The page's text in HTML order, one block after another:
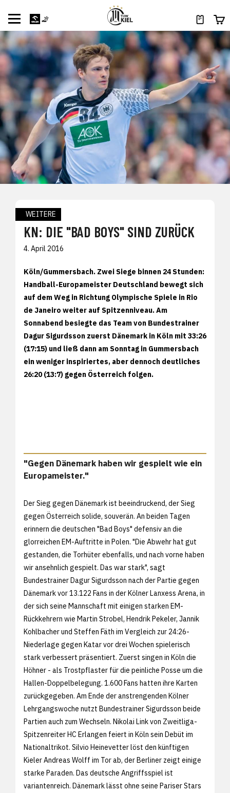
WEITERE
KN: DIE "BAD BOYS" SIND ZURÜCK
4. April 2016
Köln/Gummersbach. Zwei Siege binnen 24 Stunden:
Handball-Europameister Deutschland bewegt sich
auf dem Weg in Richtung Olympische Spiele in Rio
de Janeiro weiter auf Spitzenniveau. Am
Sonnabend besiegte das Team von Bundestrainer
Dagur Sigurdsson zuerst Dänemark in Köln mit 33:26
(17:15) und ließ dann am Sonntag in Gummersbach
ein weniger inspiriertes, aber dennoch deutliches
26:20 (13:7) gegen Österreich folgen.
"Gegen Dänemark haben wir gespielt wie ein
Europameister."
Der Sieg gegen Dänemark ist beeindruckend, der Sieg
gegen Österreich solide, souverän. An beiden Tagen
erinnern die deutschen "Bad Boys" defensiv an die
glorreichen EM-Auftritte in Polen. "Die Abwehr hat gut
gestanden, die Torhüter ebenfalls, und nach vorne haben
wir ansehnlich gespielt. Das war stark", sagt
Bundestrainer Dagur Sigurdsson nach der Partie gegen
Dänemark vor 13.122 Fans in der Kölner Lanxess Arena, in
der sich seine Mannschaft mit einigen starken EM-
Rückkehrern wie Martin Strobel, Hendrik Pekeler, Jannik
Kohlbacher und Steffen Fäth im Vergleich zur 24:26-
Niederlage gegen Katar vor drei Wochen spielerisch
stark verbessert präsentiert. Zuerst singen in Köln die
Höhner - als Trostpflaster für die peinliche Posse um die
Hallen-Doppelbelegung. 1.600 Fans hatten ihre Karten
zurückgegeben. Am Ende der anstrengenden Kölner
Lehrgangswoche nutzt Bundestrainer Sigurdsson beide
Partien auch zum Wechseln. Nikolai Link von Zweitliga-
Spitzenreiter HC Erlangen feiert in Köln sein Debüt im
Nationaltrikot. Silvio Heinevetter löst den künftigen
Kieler Andreas Wolff im Tor ab, der Berliner zeigt einige
starke Paraden. Das deutsche Angriffsspiel ist
variantenreich. Dänemark lässt ohne seine Pariser Stars